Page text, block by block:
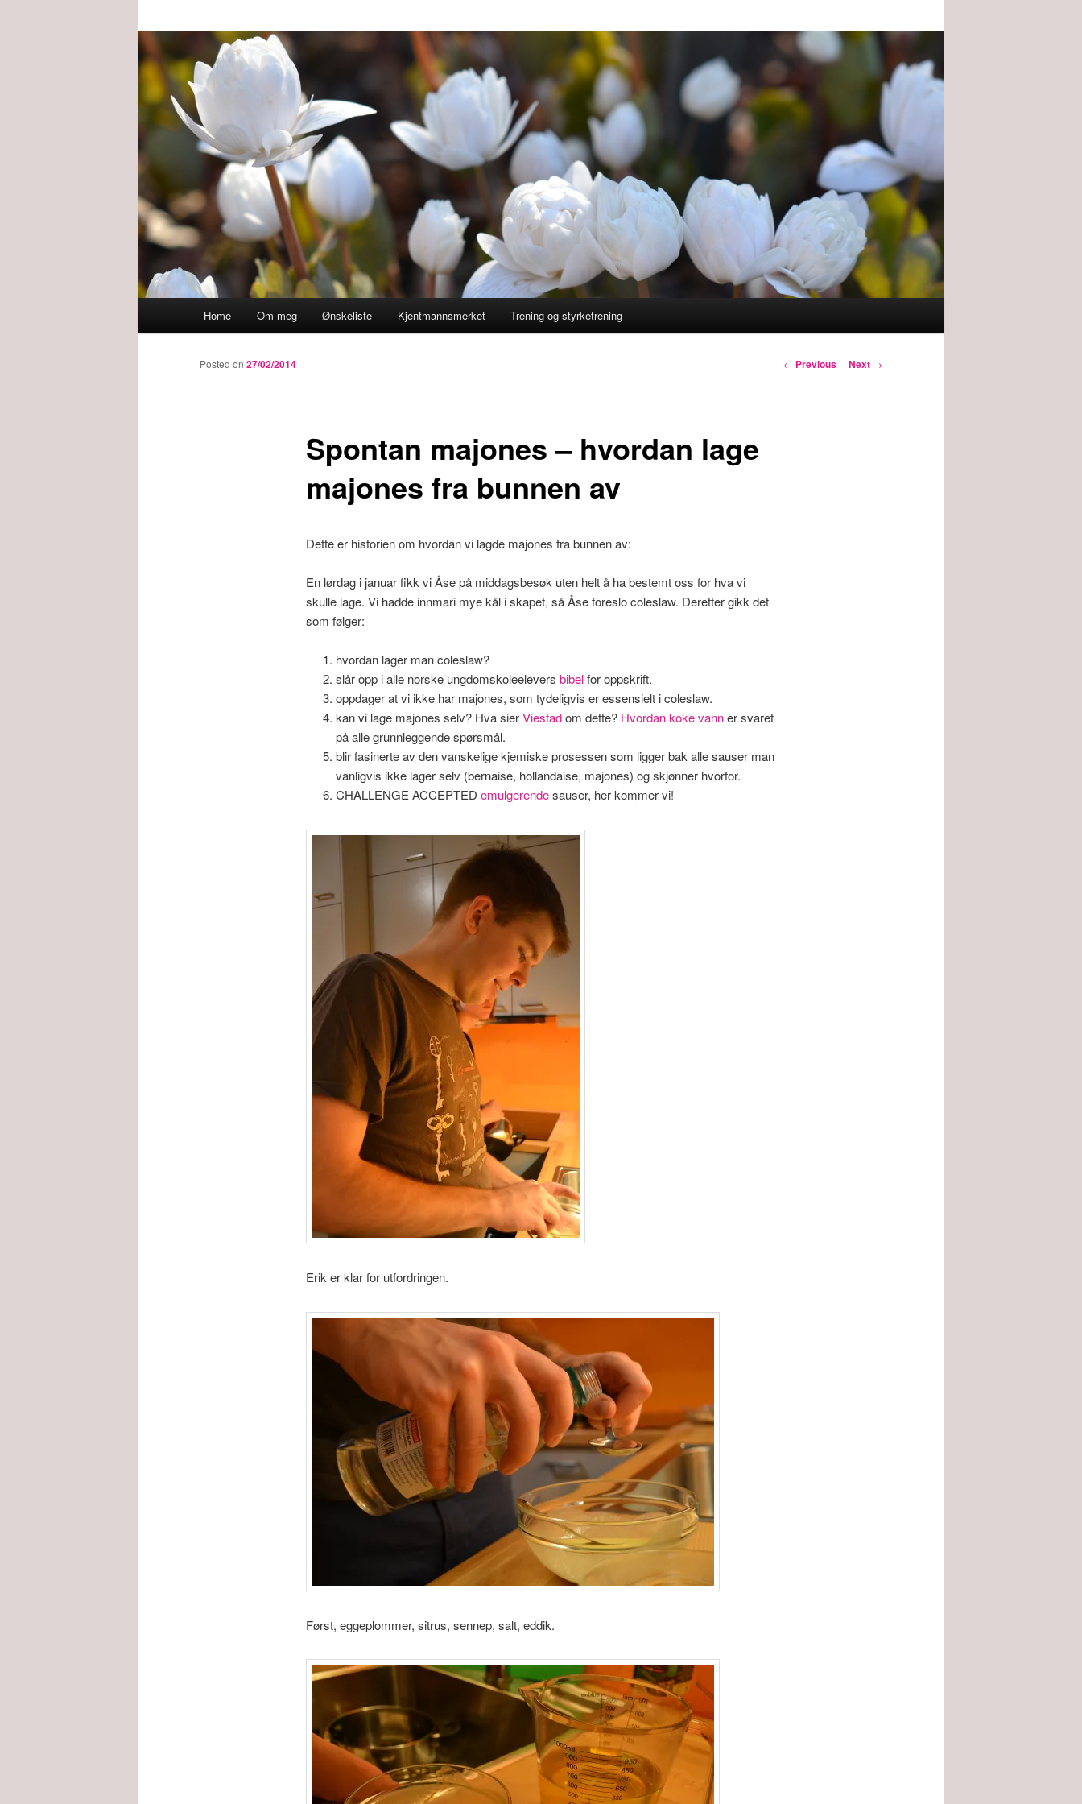
Home Om meg Ønskeliste Kjentmannsmerket Trening og styrketrening
Post
← Previous Next →
Spontan majones – hvordan lage
majones fra bunnen av
Posted on 27/02/2014
Dette er historien om hvordan vi lagde majones fra bunnen av:
En lørdag i januar fikk vi Åse på middagsbesøk uten helt å ha bestemt oss for hva vi
skulle lage. Vi hadde innmari mye kål i skapet, så Åse foreslo coleslaw. Deretter gikk det
som følger:
hvordan lager man coleslaw?
slår opp i alle norske ungdomskoleeleversbibelfor oppskrift.
oppdager at vi ikke har majones, som tydeligvis er essensielt i coleslaw.
kan vi lage majones selv? Hva sierViestadom dette? Hvordan koke vanner svaret
på alle grunnleggende spørsmål.
blir fasinerte av den vanskelige kjemiske prosessen som ligger bak alle sauser man
vanligvis ikke lager selv (bernaise, hollandaise, majones) og skjønner hvorfor.
CHALLENGE ACCEPTEDemulgerendesauser, her kommer vi!
Erik er klar for utfordringen.
Først, eggeplommer, sitrus, sennep, salt, eddik.